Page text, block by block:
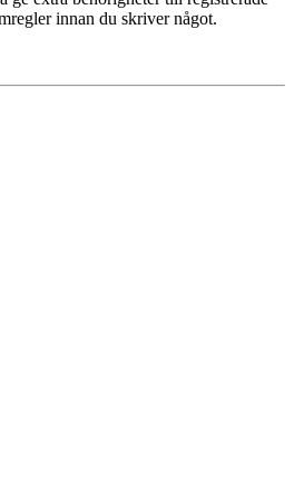
innan du skriver något.